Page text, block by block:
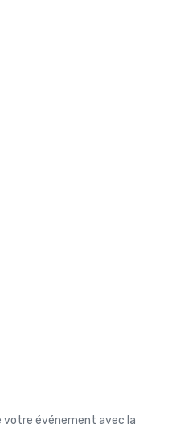
difficiles de la région de la
vous pouvez jouer
Traveler 2019
du nord de la
votre événement avec la